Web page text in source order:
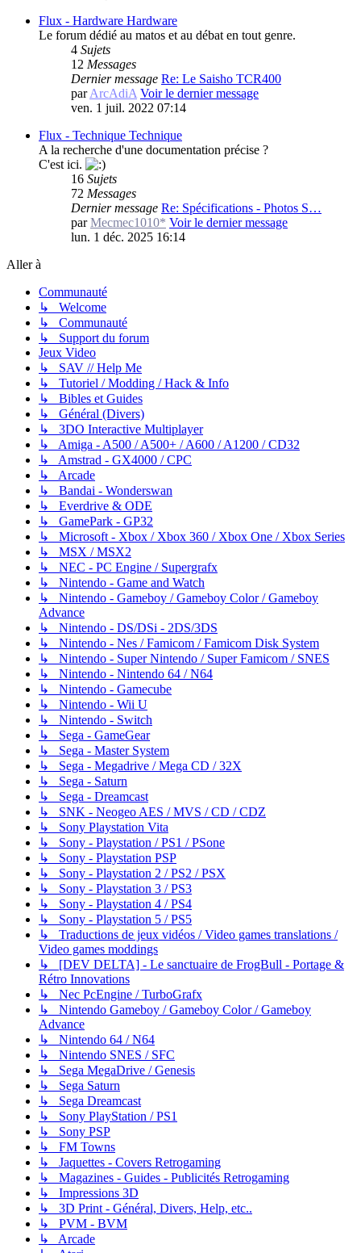
Flux - Hardware Hardware
Le forum dédié au matos et au débat en tout genre.
4 Sujets
12 Messages
Dernier message Re: Le Saisho TCR400
parArcAdiA Voir le dernier message
ven. 1 juil. 2022 07:14
Flux - Technique Technique
A la recherche d'une documentation précise ?
C'est ici.
16 Sujets
72 Messages
Dernier message Re: Spécifications - Photos S…
parMecmec1010* Voir le dernier message
lun. 1 déc. 2025 16:14
Aller à
Communauté
↳ Welcome
↳ Communauté
↳ Support du forum
Jeux Video
↳ SAV // Help Me
↳ Tutoriel / Modding / Hack & Info
↳ Bibles et Guides
↳ Général (Divers)
↳ 3DO Interactive Multiplayer
↳ Amiga - A500 / A500+ / A600 / A1200 / CD32
↳ Amstrad - GX4000 / CPC
↳ Arcade
↳ Bandai - Wonderswan
↳ Everdrive & ODE
↳ GamePark - GP32
↳ Microsoft - Xbox / Xbox 360 / Xbox One / Xbox Series
↳ MSX / MSX2
↳ NEC - PC Engine / Supergrafx
↳ Nintendo - Game and Watch
↳ Nintendo - Gameboy / Gameboy Color / Gameboy
Advance
↳ Nintendo - DS/DSi - 2DS/3DS
↳ Nintendo - Nes / Famicom / Famicom Disk System
↳ Nintendo - Super Nintendo / Super Famicom / SNES
↳ Nintendo - Nintendo 64 / N64
↳ Nintendo - Gamecube
↳ Nintendo - Wii U
↳ Nintendo - Switch
↳ Sega - GameGear
↳ Sega - Master System
↳ Sega - Megadrive / Mega CD / 32X
↳ Sega - Saturn
↳ Sega - Dreamcast
↳ SNK - Neogeo AES / MVS / CD / CDZ
↳ Sony Playstation Vita
↳ Sony - Playstation / PS1 / PSone
↳ Sony - Playstation PSP
↳ Sony - Playstation 2 / PS2 / PSX
↳ Sony - Playstation 3 / PS3
↳ Sony - Playstation 4 / PS4
↳ Sony - Playstation 5 / PS5
↳ Traductions de jeux vidéos / Video games translations /
Video games moddings
↳ [DEV DELTA] - Le sanctuaire de FrogBull - Portage &
Rétro Innovations
↳ Nec PcEngine / TurboGrafx
↳ Nintendo Gameboy / Gameboy Color / Gameboy
Advance
↳ Nintendo 64 / N64
↳ Nintendo SNES / SFC
↳ Sega MegaDrive / Genesis
↳ Sega Saturn
↳ Sega Dreamcast
↳ Sony PlayStation / PS1
↳ Sony PSP
↳ FM Towns
↳ Jaquettes - Covers Retrogaming
↳ Magazines - Guides - Publicités Retrogaming
↳ Impressions 3D
↳ 3D Print - Général, Divers, Help, etc..
↳ PVM - BVM
↳ Arcade